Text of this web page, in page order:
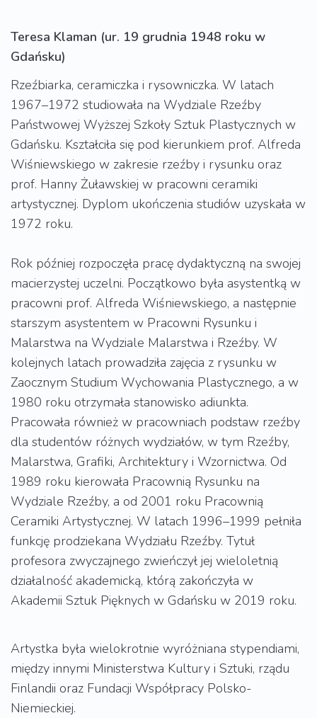
Teresa Klaman (ur. 19 grudnia 1948 roku w
Gdańsku)
Rzeźbiarka, ceramiczka i rysowniczka. W latach
1967–1972 studiowała na Wydziale Rzeźby
Państwowej Wyższej Szkoły Sztuk Plastycznych w
Gdańsku. Kształciła się pod kierunkiem prof. Alfreda
Wiśniewskiego w zakresie rzeźby i rysunku oraz
prof. Hanny Żuławskiej w pracowni ceramiki
artystycznej. Dyplom ukończenia studiów uzyskała w
1972 roku.
Rok później rozpoczęła pracę dydaktyczną na swojej
macierzystej uczelni. Początkowo była asystentką w
pracowni prof. Alfreda Wiśniewskiego, a następnie
starszym asystentem w Pracowni Rysunku i
Malarstwa na Wydziale Malarstwa i Rzeźby. W
kolejnych latach prowadziła zajęcia z rysunku w
Zaocznym Studium Wychowania Plastycznego, a w
1980 roku otrzymała stanowisko adiunkta.
Pracowała również w pracowniach podstaw rzeźby
dla studentów różnych wydziałów, w tym Rzeźby,
Malarstwa, Grafiki, Architektury i Wzornictwa. Od
1989 roku kierowała Pracownią Rysunku na
Wydziale Rzeźby, a od 2001 roku Pracownią
Ceramiki Artystycznej. W latach 1996–1999 pełniła
funkcję prodziekana Wydziału Rzeźby. Tytuł
profesora zwyczajnego zwieńczył jej wieloletnią
działalność akademicką, którą zakończyła w
Akademii Sztuk Pięknych w Gdańsku w 2019 roku.
Artystka była wielokrotnie wyróżniana stypendiami,
między innymi Ministerstwa Kultury i Sztuki, rządu
Finlandii oraz Fundacji Współpracy Polsko-
Niemieckiej.